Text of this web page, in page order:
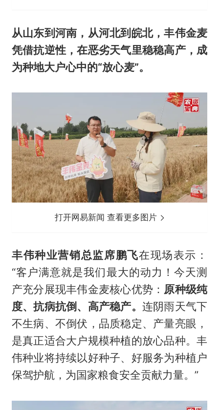
从山东到河南，从河北到皖北，丰伟金麦
凭借抗逆性，在恶劣天气里稳稳高产，成
为种地大户心中的“放心麦”。
打开网易新闻 查看更多图片
丰伟种业营销总监席鹏飞在现场表示：
“客户满意就是我们最大的动力！今天测
产充分展现丰伟金麦核心优势： 原种级纯
度、抗病抗倒、高产稳产。 连阴雨天气下
不生病、不倒伏，品质稳定、产量亮眼，
是真正适合大户规模种植的放心品种。丰
伟种业将持续以好种子、好服务为种植户
保驾护航，为国家粮食安全贡献力量。”